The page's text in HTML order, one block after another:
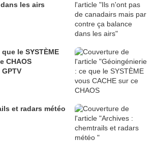
les airs
le SYSTÈME
CHAOS
et radars météo